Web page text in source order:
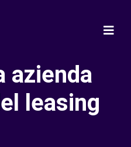
azienda
leasing